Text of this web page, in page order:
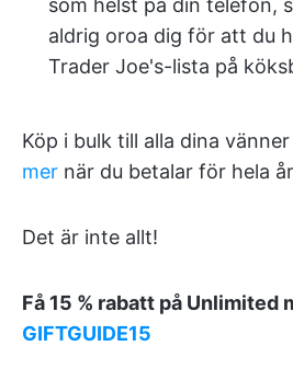
som helst på din telefon,
aldrig oroa dig för att du
Trader Joe's-lista på
Köp i bulk till alla dina
mer när du betalar för hela
Det är inte allt!
Få 15 % rabatt på Unlimited
GIFTGUIDE15